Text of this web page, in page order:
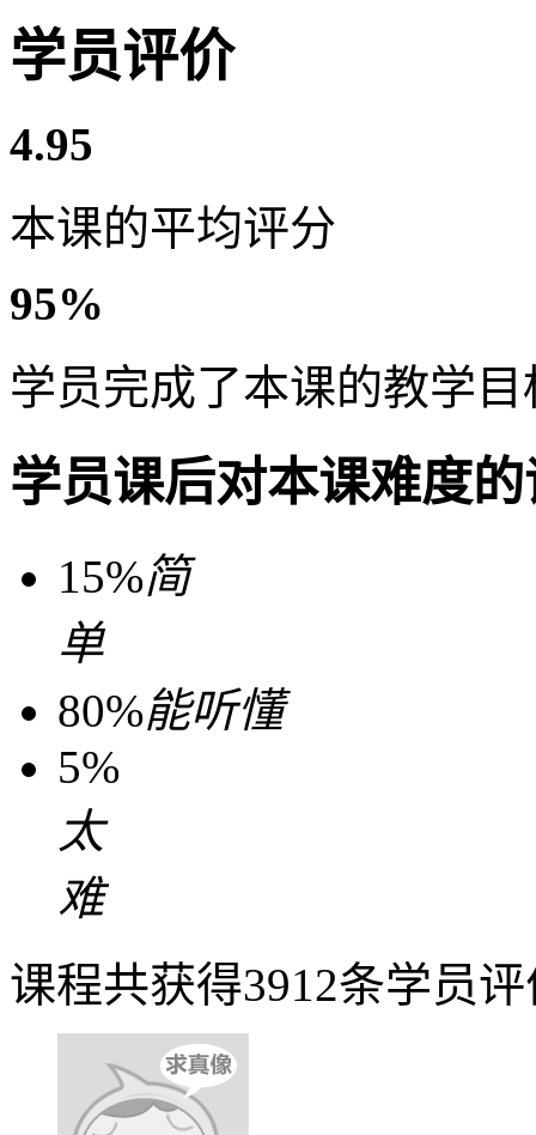
学员评价
4.95
本课的平均评分
95%
学员完成了本课的教学目
学员课后对本课难度
15%简
单
80%能听懂
5%
太
难
课程共获得3912条学员